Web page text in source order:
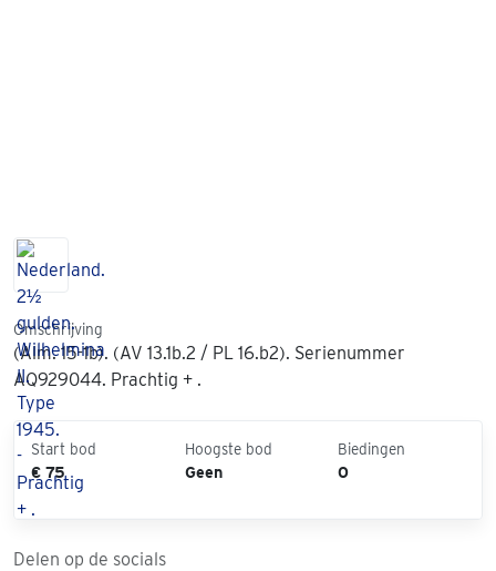
Omschrijving
(Alm. 15-1b). (AV 13.1b.2 / PL 16.b2). Serienummer
AQ929044. Prachtig + .
Start bod
€ 75
Hoogste bod
Geen
Biedingen
0
Delen op de socials